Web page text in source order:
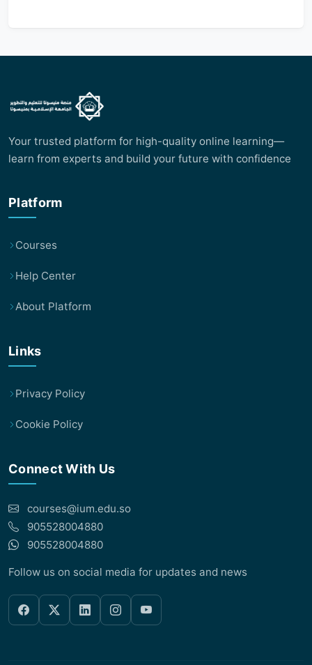
Your trusted platform for high-quality online learning—
learn from experts and build your future with confidence
Platform
Courses
Help Center
About Platform
Links
Privacy Policy
Cookie Policy
Connect With Us
courses@ium.edu.so
905528004880
905528004880
Follow us on social media for updates and news